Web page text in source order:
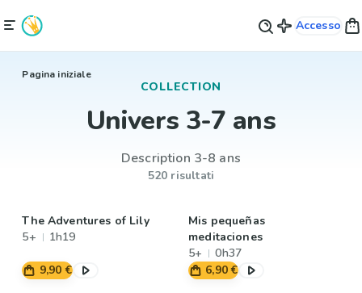
Accesso
Pagina iniziale
COLLECTION
Univers 3-7 ans
Description 3-8 ans
520 risultati
The Adventures of Lily
5+
1h19
9,90 €
Mis pequeñas
meditaciones
5+
0h37
6,90 €